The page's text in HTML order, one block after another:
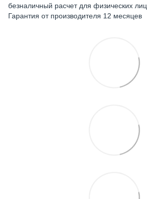
безналичный расчет для физических лиц.
Гарантия от производителя 12 месяцев